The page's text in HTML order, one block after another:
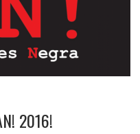
2016!